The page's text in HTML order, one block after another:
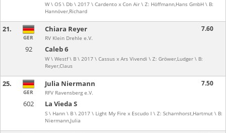
W \ OS \ Db \ 2017 \ Cardento x Con Air \ Z: Höffmann,Hans GmbH \ B:
Hannöver,Richard
21.
92 Caleb 6
W \ Westf \ B \ 2017 \ Cassus x Ars Vivendi \ Z: Gröwer,Ludger \ B:
Reyer,Claus
GER
Chiara Reyer
RV Klein Drehle e.V.
7.60
25.
602 La Vieda S
S \ Hann \ B \ 2017 \ Light My Fire x Escudo I \ Z: Scharnhorst,Hartmut \ B:
Niermann,Julia
GER
Julia Niermann
RFV Ravensberg e.V.
7.50